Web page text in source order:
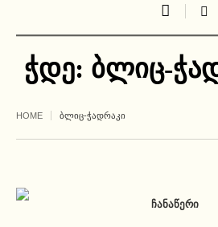
ჭდე: ბლიც-
HOME ᲑᲚᲘᲪ-ᲭᲐᲓᲠᲐᲙᲘ
ᲩᲐᲜᲐᲬᲔᲠᲘ